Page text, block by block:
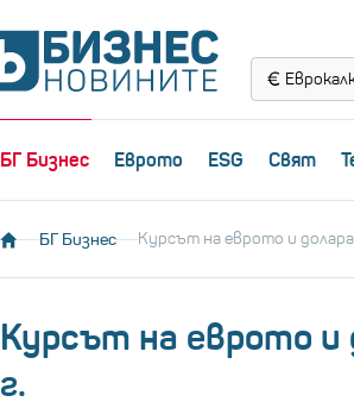
БГ Бизнес Еврото ESG Свят
БГ Бизнес Курсът на еврото и
Курсът на еврото и
г.